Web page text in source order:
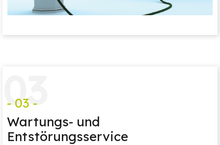
03
- 03 -
Wartungs- und
Entstörungsservice